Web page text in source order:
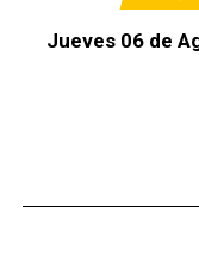
Jueves 06 de